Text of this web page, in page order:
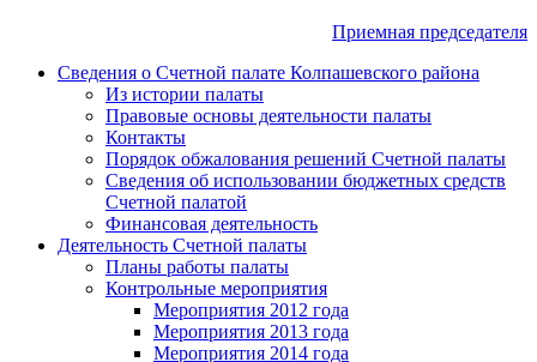
Приемная председателя
Сведения о Счетной палате Колпашевского района
Из истории палаты
Правовые основы деятельности палаты
Контакты
Порядок обжалования решений Счетной палаты
Сведения об использовании бюджетных средств
Счетной палатой
Финансовая деятельность
Деятельность Счетной палаты
Планы работы палаты
Контрольные мероприятия
Мероприятия 2012 года
Мероприятия 2013 года
Мероприятия 2014 года